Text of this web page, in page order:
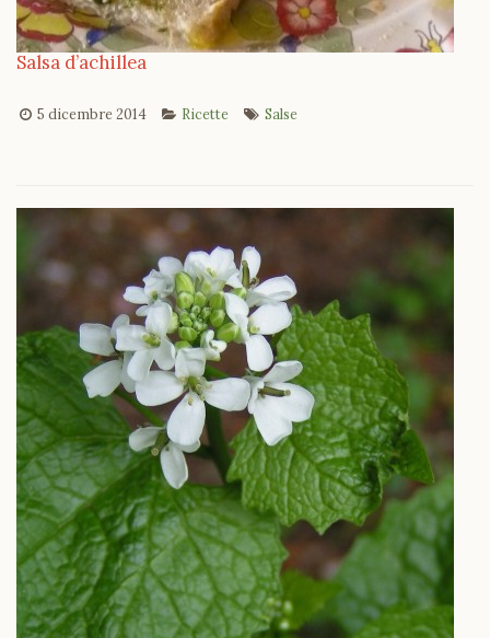
Salsa d’achillea
5 dicembre 2014 Ricette Salse